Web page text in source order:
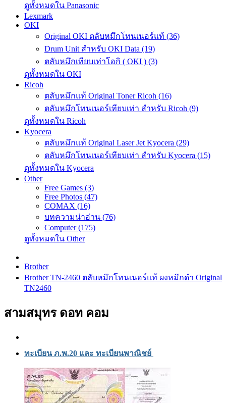
ดูทั้งหมดใน Panasonic
Lexmark
OKI
Original OKI ตลับหมึกโทนเนอร์แท้ (36)
Drum Unit สำหรับ OKI Data (19)
ตลับหมึกเทียบเท่าโอกิ ( OKI ) (3)
ดูทั้งหมดใน OKI
Ricoh
ตลับหมึกแท้ Original Toner Ricoh (16)
ตลับหมึกโทนเนอร์เทียบเท่า สำหรับ Ricoh (9)
ดูทั้งหมดใน Ricoh
Kyocera
ตลับหมึกแท้ Original Laser Jet Kyocera (29)
ตลับหมึกโทนเนอร์เทียบเท่า สำหรับ Kyocera (15)
ดูทั้งหมดใน Kyocera
Other
Free Games (3)
Free Photos (47)
COMAX (16)
บทความน่าอ่าน (76)
Computer (175)
ดูทั้งหมดใน Other
Brother
Brother TN-2460 ตลับหมึกโทนเนอร์แท้ ผงหมึกดำ Original
TN2460
สามสมุทร ดอท คอม
ทะเบียน ภ.พ.20 และ ทะเบียนพาณิชย์